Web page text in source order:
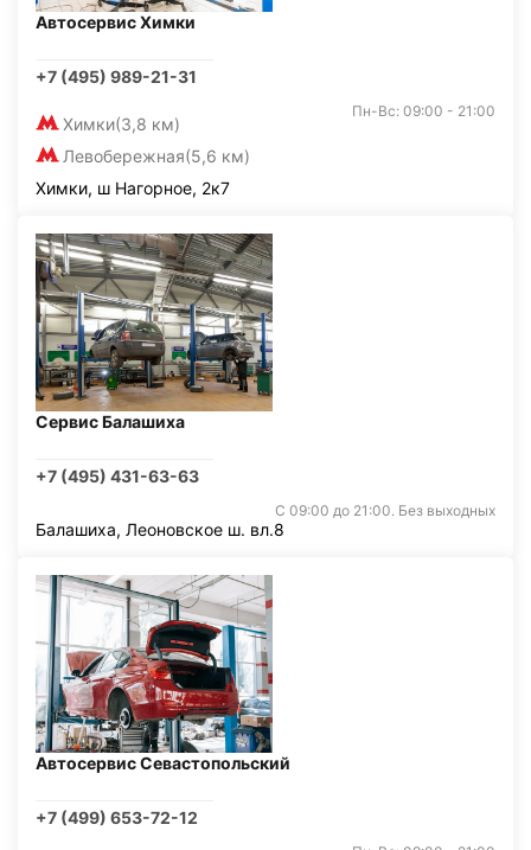
Автосервис Химки
+7 (495) 989-21-31
Химки(3,8 км)
Левобережная(5,6 км)
Пн-Вс: 09:00 - 21:00
Химки, ш Нагорное, 2к7
Сервис Балашиха
+7 (495) 431-63-63
С 09:00 до 21:00. Без выходных
Балашиха, Леоновское ш. вл.8
Автосервис Севастопольский
+7 (499) 653-72-12